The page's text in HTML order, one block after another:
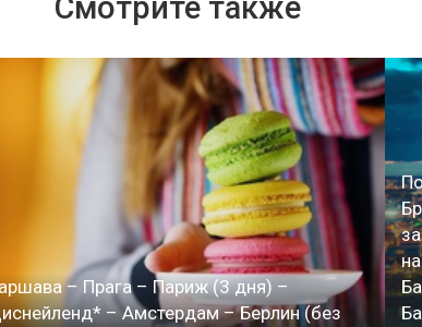
Смотрите также
– Прага – Париж (3 дня) –
– Амстердам – Берлин (без